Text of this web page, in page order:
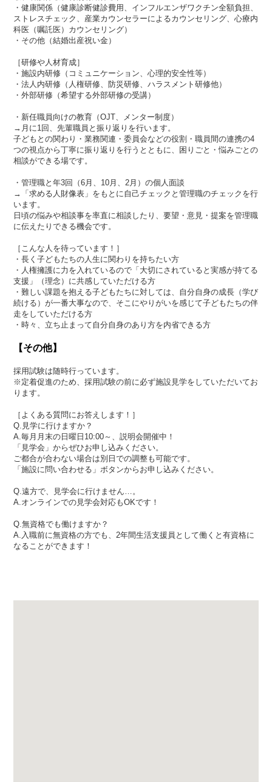
・健康関係（健康診断健診費用、インフルエンザワクチン全額負担、
ストレスチェック、産業カウンセラーによるカウンセリング、心療内
科医（嘱託医）カウンセリング）
・その他（結婚出産祝い金）
［研修や人材育成］
・施設内研修（コミュニケーション、心理的安全性等）
・法人内研修（人権研修、防災研修、ハラスメント研修他）
・外部研修（希望する外部研修の受講）
・新任職員向けの教育（OJT、メンター制度）
→月に1回、先輩職員と振り返りを行います。
子どもとの関わり・業務関連・委員会などの役割・職員間の連携の4
つの視点から丁寧に振り返りを行うとともに、困りごと・悩みごとの
相談ができる場です。
・管理職と年3回（6月、10月、2月）の個人面談
→「求める人財像表」をもとに自己チェックと管理職のチェックを行
います。
日頃の悩みや相談事を率直に相談したり、要望・意見・提案を管理職
に伝えたりできる機会です。
［こんな人を待っています！］
・長く子どもたちの人生に関わりを持ちたい方
・人権擁護に力を入れているので「大切にされていると実感が持てる
支援」（理念）に共感していただける方
・難しい課題を抱える子どもたちに対しては、自分自身の成長（学び
続ける）が一番大事なので、そこにやりがいを感じて子どもたちの伴
走をしていただける方
・時々、立ち止まって自分自身のあり方を内省できる方
【その他】
採用試験は随時行っています。
※定着促進のため、採用試験の前に必ず施設見学をしていただいてお
ります。
［よくある質問にお答えします！］
Q.見学に行けますか？
A.毎月月末の日曜日10:00～、説明会開催中！
「見学会」からぜひお申し込みください。
ご都合が合わない場合は別日での調整も可能です。
「施設に問い合わせる」ボタンからお申し込みください。
Q.遠方で、見学会に行けません…。
A.オンラインでの見学会対応もOKです！
Q.無資格でも働けますか？
A.入職前に無資格の方でも、2年間生活支援員として働くと有資格に
なることができます！